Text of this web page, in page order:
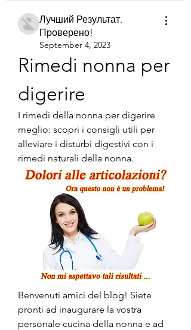
Лучший Результат.
Проверено!
September 4, 2023
Rimedi nonna per
digerire
I rimedi della nonna per digerire
meglio: scopri i consigli utili per
alleviare i disturbi digestivi con i
rimedi naturali della nonna.
Benvenuti amici del blog! Siete
pronti ad inaugurare la vostra
personale cucina della nonna e ad